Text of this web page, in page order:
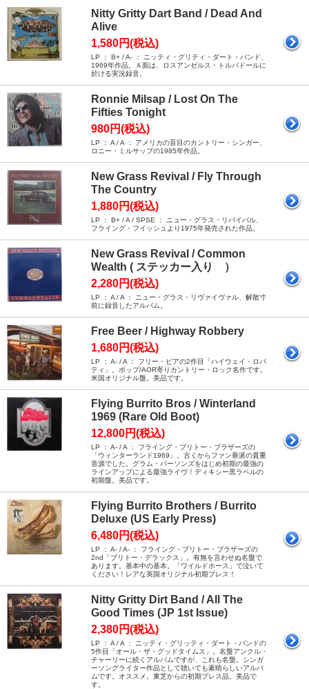
Nitty Gritty Dart Band / Dead And
Alive
1,580円(税込)
LP ： B+ / A- ： ニッティ・グリティ・ダート・バンド、
1969年作品。Ａ面は、ロスアンゼルス・トルバドールに
於ける実況録音。
Ronnie Milsap / Lost On The
Fifties Tonight
980円(税込)
LP ： A / A ： アメリカの盲目のカントリー・シンガー、
ロニー・ミルサップの1985年作品。
New Grass Revival / Fly Through
The Country
1,880円(税込)
LP ： B+ / A / SPSE ： ニュー・グラス・リバイバル、
フライング・フイッシュより1975年発売された作品。
New Grass Revival / Common
Wealth ( ステッカー入り ）
2,280円(税込)
LP ： A / A ： ニュー・グラス・リヴァイヴァル、解散寸
前に録音したアルバム。
Free Beer / Highway Robbery
1,680円(税込)
LP ： A- / A ： フリー・ビアの2作目「ハイウェイ・ロバ
ティ」。ポップ/AOR寄りカントリー・ロック名作です。
米国オリジナル盤。美品です。
Flying Burrito Bros / Winterland
1969 (Rare Old Boot)
12,800円(税込)
LP ： A- / A ： フライング・ブリトー・ブラザーズの
「ウィンターランド1969」。古くからファン垂涎の貴重
音源でした。グラム・パーソンズをはじめ初期の最強の
ラインアップによる最強ライヴ！ディキシー黒ラベルの
初期盤。美品です。
Flying Burrito Brothers / Burrito
Deluxe (US Early Press)
6,480円(税込)
LP ： A- / A- ： フライング・ブリトー・ブラザーズの
2nd「ブリトー・デラックス」。有無を言わせぬ名盤で
あります。基本中の基本。「ワイルドホース」で泣いて
ください！レアな英国オリジナル初期プレス！
Nitty Gritty Dirt Band / All The
Good Times (JP 1st Issue)
2,380円(税込)
LP ： A / A ： ニッティ・グリッティ・ダート・バンドの
5作目「オール・ザ・グッドタイムス」。名盤アンクル・
チャーリーに続くアルバムですが、これも名盤。シンガ
ーソングライター作品として聴いても素晴らしいアルバ
ムです。オススメ。東芝からの初期プレス品。美品で
す。